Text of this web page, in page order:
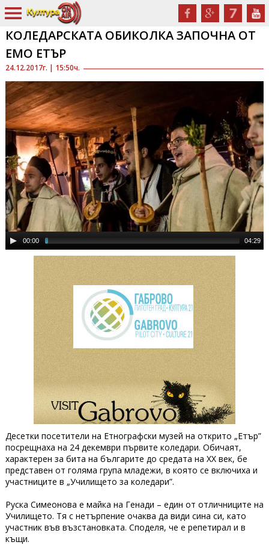
24.12.2017г. | 15:50ч.
КОЛЕДАРСКАТА ОБИКОЛКА ЗАПОЧНА ОТ
ЕМО ЕТЪР
00:00 04:29
Десетки посетители на Етнографски музей на открито „Етър”
посрещнаха на 24 декември първите коледари. Обичаят,
характерен за бита на българите до средата на ХХ век, бе
представен от голяма група младежи, в която се включиха и
участниците в „Училището за коледари”.
Руска Симеонова е майка на Генади – един от отличниците на
Училището. Тя с нетърпение очаква да види сина си, като
участник във възстановката. Споделя, че е репетирал и в
къщи.